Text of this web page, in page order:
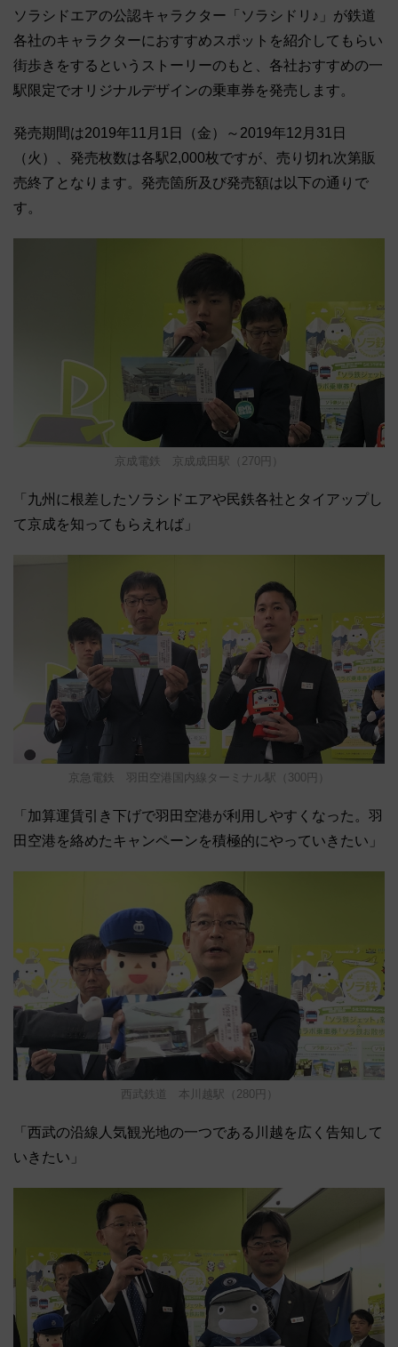
ソラシドエアの公認キャラクター「ソラシドリ♪」が鉄道
各社のキャラクターにおすすめスポットを紹介してもらい
街歩きをするというストーリーのもと、各社おすすめの一
駅限定でオリジナルデザインの乗車券を発売します。
発売期間は2019年11月1日（金）～2019年12月31日
（火）、発売枚数は各駅2,000枚ですが、売り切れ次第販
売終了となります。発売箇所及び発売額は以下の通りで
す。
京成電鉄 京成成田駅（270円）
「九州に根差したソラシドエアや民鉄各社とタイアップし
て京成を知ってもらえれば」
京急電鉄 羽田空港国内線ターミナル駅（300円）
「加算運賃引き下げで羽田空港が利用しやすくなった。羽
田空港を絡めたキャンペーンを積極的にやっていきたい」
西武鉄道 本川越駅（280円）
「西武の沿線人気観光地の一つである川越を広く告知して
いきたい」